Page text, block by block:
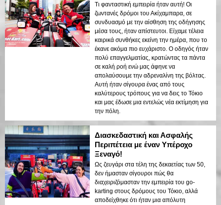
Τι φανταστική εμπειρία ήταν αυτή! Οι
ζωντανές δρόμοι του Ακίχαμπαρα, σε
συνδυασμό με την αίσθηση της οδήγησης
μέσα τους, ήταν απίστευτοι. Είχαμε τέλεια
καιρικά συνθήκες εκείνη την ημέρα, που το
έκανε ακόμα πιο ευχάριστο. Ο οδηγός ήταν
πολύ επαγγελματίας, κρατώντας τα πάντα
σε καλή ροή ενώ μας άφηνε να
απολαύσουμε την αδρεναλίνη της βόλτας.
Αυτή ήταν σίγουρα ένας από τους
καλύτερους τρόπους για να δεις το Τόκιο
και μας έδωσε μια εντελώς νέα εκτίμηση για
την πόλη.
Διασκεδαστική και Ασφαλής
Περιπέτεια με έναν Υπέροχο
Ξεναγό!
Ως ζευγάρι στα τέλη της δεκαετίας των 50,
δεν ήμασταν σίγουροι πώς θα
διαχειριζόμασταν την εμπειρία του go-
karting στους δρόμους του Τόκιο, αλλά
αποδείχθηκε ότι ήταν μια απόλυτη